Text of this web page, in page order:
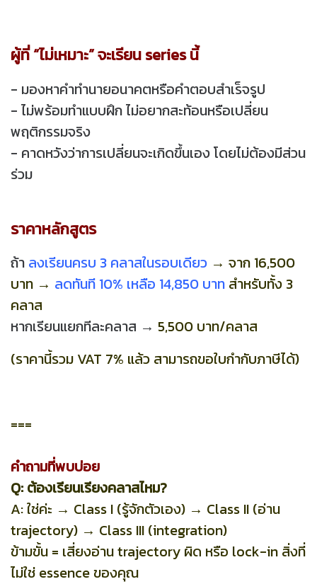
ผู้ที่ “ไม่เหมาะ” จะเรียน series นี้
- มองหาคำทำนายอนาคตหรือคำตอบสำเร็จรูป
- ไม่พร้อมทำแบบฝึก ไม่อยากสะท้อนหรือเปลี่ยน
พฤติกรรมจริง
- คาดหวังว่าการเปลี่ยนจะเกิดขึ้นเอง โดยไม่ต้องมีส่วน
ร่วม
ราคาหลักสูตร
ถ้า ลงเรียนครบ 3 คลาสในรอบเดียว → จาก 16,500
บาท → ลดทันที 10% เหลือ 14,850 บาท สำหรับทั้ง 3
คลาส
หากเรียนแยกทีละคลาส → 5,500 บาท/คลาส
(ราคานี้รวม VAT 7% แล้ว สามารถขอใบกำกับภาษีได้)
===
คำถามที่พบบ่อย
Q: ต้องเรียนเรียงคลาสไหม?
A: ใช่ค่ะ → Class I (รู้จักตัวเอง) → Class II (อ่าน
trajectory) → Class III (integration)
ข้ามขั้น = เสี่ยงอ่าน trajectory ผิด หรือ lock-in สิ่งที่
ไม่ใช่ essence ของคุณ